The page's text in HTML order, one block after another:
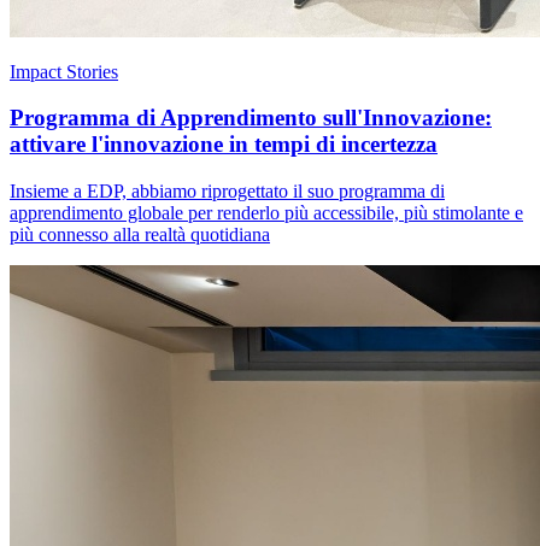
Impact Stories
Programma di Apprendimento sull'Innovazione:
attivare l'innovazione in tempi di incertezza
Insieme a EDP, abbiamo riprogettato il suo programma di
apprendimento globale per renderlo più accessibile, più stimolante e
più connesso alla realtà quotidiana